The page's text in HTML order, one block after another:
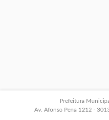
Prefeitura
Av. Afonso Pena 1212 -